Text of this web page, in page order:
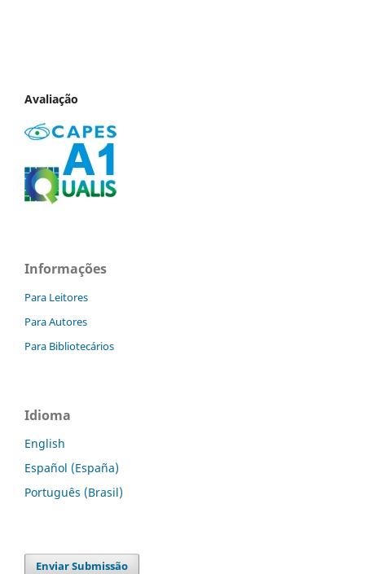
Avaliação
Informações
Para Leitores
Para Autores
Para Bibliotecários
Idioma
English
Español (España)
Português (Brasil)
Enviar Submissão